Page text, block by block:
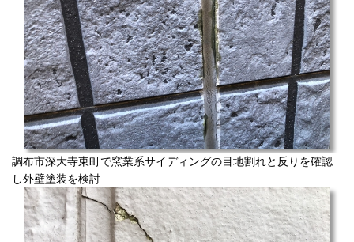
調布市深大寺東町で窯業系サイディングの目地割れと反りを確認
し外壁塗装を検討